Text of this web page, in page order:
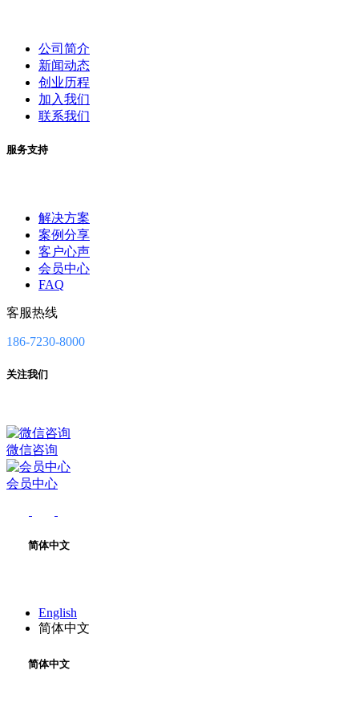
公司简介
新闻动态
创业历程
加入我们
联系我们
服务支持
解决方案
案例分享
客户心声
会员中心
FAQ
客服热线
186-7230-8000
关注我们
微信咨询
会员中心
简体中文
English
简体中文
简体中文